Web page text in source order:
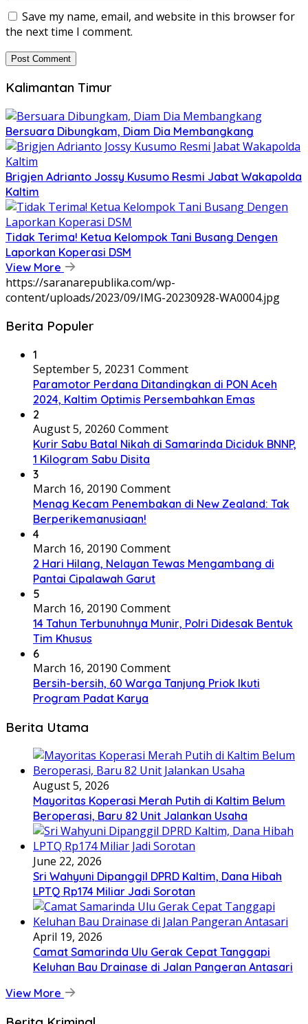
Save my name, email, and website in this browser for
the next time I comment.
Kalimantan Timur
Bersuara Dibungkam, Diam Dia Membangkang
Brigjen Adrianto Jossy Kusumo Resmi Jabat Wakapolda
Kaltim
Tidak Terima! Ketua Kelompok Tani Busang Dengen
Laporkan Koperasi DSM
View More
https://saranarepublika.com/wp-
content/uploads/2023/09/IMG-20230928-WA0004.jpg
Berita Populer
1
September 5, 20231 Comment
Paramotor Perdana Ditandingkan di PON Aceh
2024, Kaltim Optimis Persembahkan Emas
2
August 5, 20260 Comment
Kurir Sabu Batal Nikah di Samarinda Diciduk BNNP,
1 Kilogram Sabu Disita
3
March 16, 20190 Comment
Menag Kecam Penembakan di New Zealand: Tak
Berperikemanusiaan!
4
March 16, 20190 Comment
2 Hari Hilang, Nelayan Tewas Mengambang di
Pantai Cipalawah Garut
5
March 16, 20190 Comment
14 Tahun Terbunuhnya Munir, Polri Didesak Bentuk
Tim Khusus
6
March 16, 20190 Comment
Bersih-bersih, 60 Warga Tanjung Priok Ikuti
Program Padat Karya
Berita Utama
August 5, 2026
Mayoritas Koperasi Merah Putih di Kaltim Belum
Beroperasi, Baru 82 Unit Jalankan Usaha
June 22, 2026
Sri Wahyuni Dipanggil DPRD Kaltim, Dana Hibah
LPTQ Rp174 Miliar Jadi Sorotan
April 19, 2026
Camat Samarinda Ulu Gerak Cepat Tanggapi
Keluhan Bau Drainase di Jalan Pangeran Antasari
View More